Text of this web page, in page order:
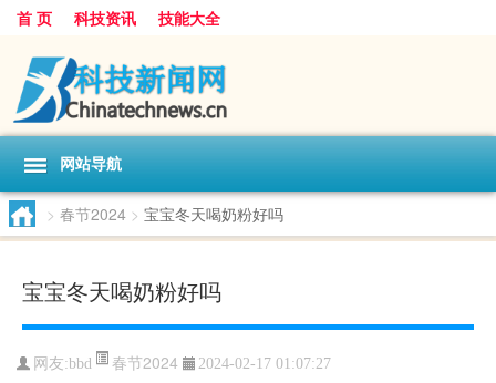
首 页 科技资讯 技能大全
网站导航
> 春节2024 > 宝宝冬天喝奶粉好吗
宝宝冬天喝奶粉好吗
网友:bbd 春节2024 2024-02-17 01:07:27